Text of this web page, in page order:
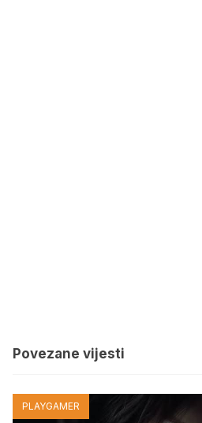
Povezane vijesti
PLAYGAMER